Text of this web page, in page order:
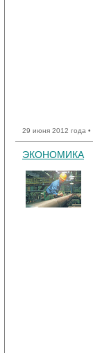
29 июня 2012 года •
ЭКОНОМИКА